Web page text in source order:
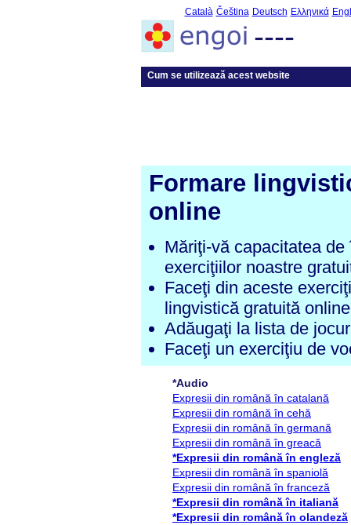
Català Čeština Deutsch Ελληνικά
----
Cum se utilizează acest website
Formare
online
Măriţi-vă capacitatea
exerciţiilor noastre
Faceţi din aceste
lingvistică gratuită online
Adăugaţi la lista de
Faceţi un exerciţiu de
*Audio
Expresii din română în catalană
Expresii din română în cehă
Expresii din română în germană
Expresii din română în greacă
*Expresii din română în engleză
Expresii din română în spaniolă
Expresii din română în franceză
*Expresii din română în italiană
*Expresii din română în olandeză